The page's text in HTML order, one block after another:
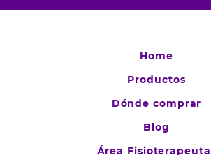
Home
Productos
Dónde comprar
Blog
Área